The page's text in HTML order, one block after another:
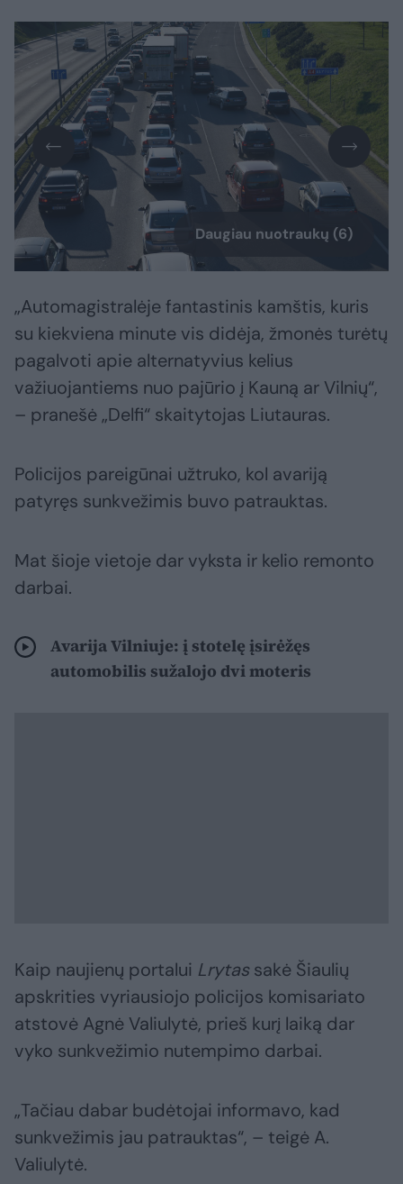
Daugiau nuotraukų (6)
„Automagistralėje fantastinis kamštis, kuris
su kiekviena minute vis didėja, žmonės turėtų
pagalvoti apie alternatyvius kelius
važiuojantiems nuo pajūrio į Kauną ar Vilnių“,
– pranešė „Delfi“ skaitytojas Liutauras.
Policijos pareigūnai užtruko, kol avariją
patyręs sunkvežimis buvo patrauktas.
Mat šioje vietoje dar vyksta ir kelio remonto
darbai.
Avarija Vilniuje: į stotelę įsirėžęs
automobilis sužalojo dvi moteris
Kaip naujienų portalui Lrytassakė Šiaulių
apskrities vyriausiojo policijos komisariato
atstovė Agnė Valiulytė, prieš kurį laiką dar
vyko sunkvežimio nutempimo darbai.
„Tačiau dabar budėtojai informavo, kad
sunkvežimis jau patrauktas“, – teigė A.
Valiulytė.